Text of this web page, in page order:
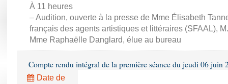
À 11 heures
– Audition, ouverte à la presse de Mme Élisabeth
français des agents artistiques et littéraires (SFAAL),
Mme Raphaëlle Danglard, élue au bureau
Compte rendu intégral de la première séance du jeudi 06 juin
Date de